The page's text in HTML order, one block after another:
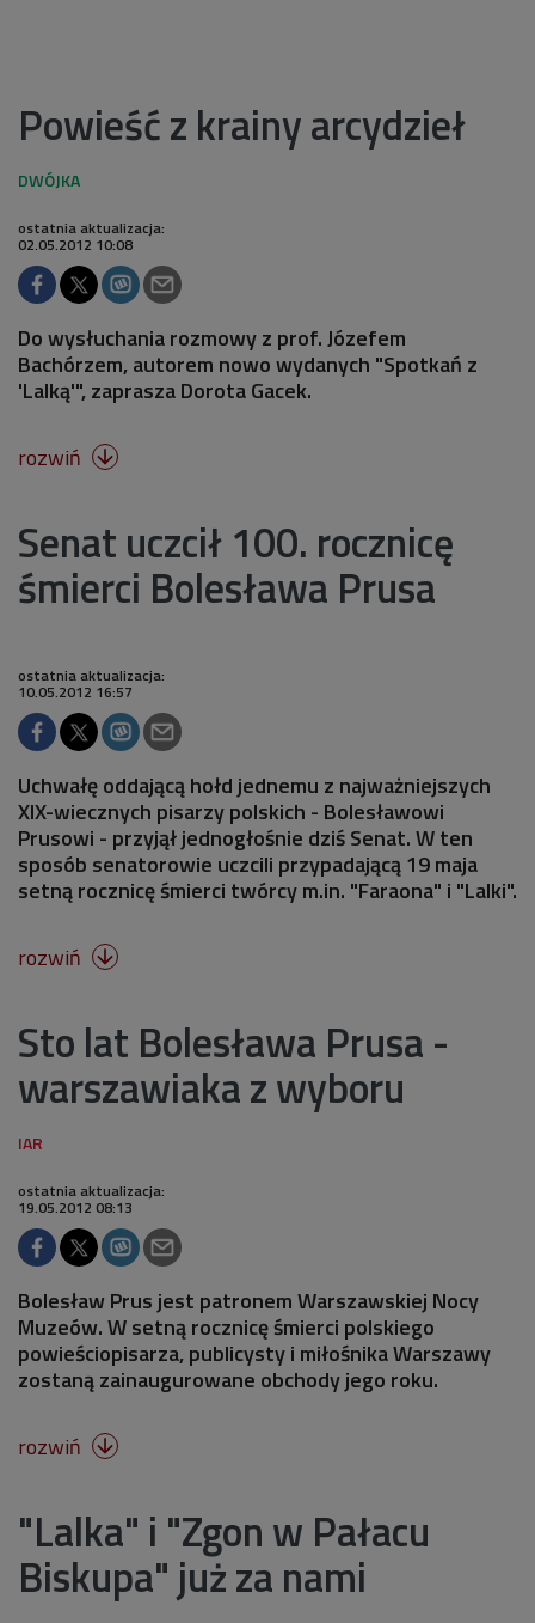
Powieść z krainy arcydzieł
ostatnia aktualizacja:
02.05.2012 10:08
Do wysłuchania rozmowy z prof. Józefem
Bachórzem, autorem nowo wydanych "Spotkań z
'Lalką'", zaprasza Dorota Gacek.
rozwiń 
Senat uczcił 100. rocznicę
śmierci Bolesława Prusa
ostatnia aktualizacja:
10.05.2012 16:57
Uchwałę oddającą hołd jednemu z najważniejszych
XIX-wiecznych pisarzy polskich - Bolesławowi
Prusowi - przyjął jednogłośnie dziś Senat. W ten
sposób senatorowie uczcili przypadającą 19 maja
setną rocznicę śmierci twórcy m.in. "Faraona" i "Lalki".
rozwiń 
Sto lat Bolesława Prusa -
warszawiaka z wyboru
ostatnia aktualizacja:
19.05.2012 08:13
Bolesław Prus jest patronem Warszawskiej Nocy
Muzeów. W setną rocznicę śmierci polskiego
powieściopisarza, publicysty i miłośnika Warszawy
zostaną zainaugurowane obchody jego roku.
rozwiń 
"Lalka" i "Zgon w Pałacu
Biskupa" już za nami